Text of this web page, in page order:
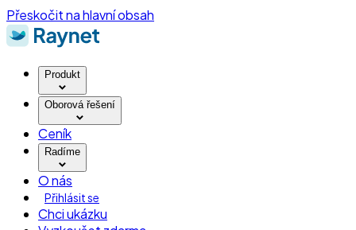
Přeskočit na hlavní obsah
Produkt
Oborová řešení
Ceník
Radíme
O nás
Přihlásit se
Chci ukázku